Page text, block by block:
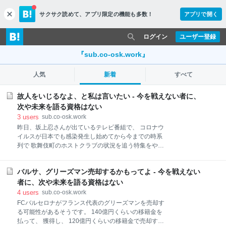
c
l
o
s
サクサク読めて、 アプリ限定の機能も多数！ アプリで開く
ユーザー登録
ログイン
『sub.co-osk.work』
人気 新着 すべて
故人をいじるなよ、と私は言いたい - 今を戦えない者に、
次や未来を語る資格はない
3 users sub.co-osk.work
昨日、坂上忍さんが出ているテレビ番組で、 コロナウ
イルスが日本でも感染発生し始めてから今までの時系
列で 歌舞伎町のホストクラブの状況を追う特集をやっ
の 自粛ムードのなかで、どのように対処すれば良いか
という ホストとか経営者の苦悩みたいなのが描かれて
いたんですが、 気になった演出が一点ありました。 そ
れは、 コロナウイルスの感染が拡大しつつあった時期
に、 番組ナレーション「そんな中、ホスト達に衝撃を
与えたニュースが入ってきた」 画面表示「志村けんさ
バルサ、グリーズマン売却するかもってよ - 今を戦えない
者に、次や未来を語る資格はない
4 users sub.co-osk.work
FCバルセロナがフランス代表のグリーズマンを売却す
る可能性があるそうです。 140億円くらいの移籍金を
払って、 獲得し、 120億円くらいの移籍金で売却する